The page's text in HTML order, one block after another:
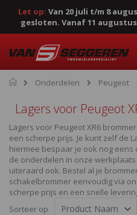
Let op: Van 20 juli t/m 8
gesloten. Vanaf 11
naar
de
inhoud
Home
Onderdelen Peugeot
Lagers voor Peugeot
Lagers voor Peugeot XR6
een scherpe prijs. Je kunt zelf de
hiermee bespaar je ook nog
de onderdelen in onze
uiteraard ook. Bestel al je
schakelbrommer eenvoudig via
scherpe prijs en een snelle
Sorteer op